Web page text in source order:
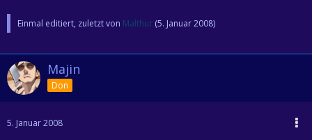
Einmal editiert, zuletzt von Malthur (5. Januar 2008)
Majin
Don
5. Januar 2008